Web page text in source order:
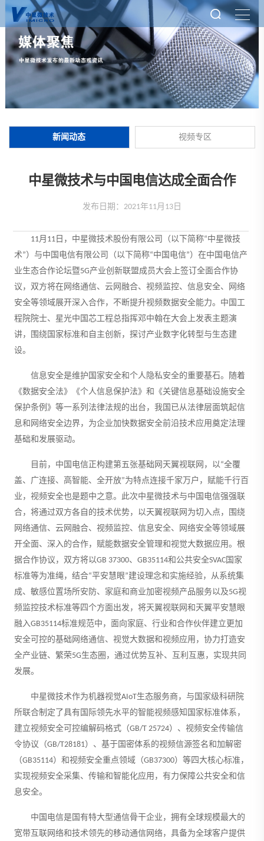
新闻动态 视频专区
中星微技术与中国电信达成全面合作
发布日期：2021年11月13日
11月11日，中星微技术股份有限公司（以下简称“中星微技
术”）与中国电信有限公司（以下简称“中国电信”）在中国电信产
业生态合作论坛暨5G产业创新联盟成员大会上签订全面合作协
议，双方将在网络通信、云网融合、视频监控、信息安全、网络
安全等领域展开深入合作，不断提升视频数据安全能力。中国工
程院院士、星光中国芯工程总指挥邓中翰在大会上发表主题演
讲，围绕国家标准和自主创新，探讨产业数字化转型与生态建
设。
信息安全是维护国家安全和个人隐私安全的重要基石。随着
《数据安全法》《个人信息保护法》和《关键信息基础设施安全
保护条例》等一系列法律法规的出台，我国已从法律层面筑起信
息和网络安全边界，为企业加快数据安全前沿技术应用奠定法理
基础和发展驱动。
目前，中国电信正构建第五张基础网天翼视联网，以“全覆
盖、广连接、高智能、全开放”为特点连接千家万户，赋能千行百
业，视频安全也是题中之意。此次中星微技术与中国电信强强联
合，将通过双方各自的技术优势，以天翼视联网为切入点，围绕
网络通信、云网融合、视频监控、信息安全、网络安全等领域展
开全面、深入的合作，赋能数据安全管理和视觉大数据应用。根
据合作协议，双方将以GB 37300、GB35114和公共安全SVAC国家
标准等为准绳，结合“平安慧眼”建设理念和实施经验，从系统集
成、敏感位置场所安防、家庭和商业加密视频产品服务以及5G视
频监控技术标准等四个方面出发，将天翼视联网和天翼平安慧眼
融入GB35114标准规范中，面向家庭、行业和合作伙伴建立更加
安全可控的基础网络通信、视觉大数据和视频应用，协力打造安
全产业链、繁荣5G生态圈，通过优势互补、互利互惠，实现共同
发展。
中星微技术作为机器视觉AIoT生态服务商，与国家级科研院
所联合制定了具有国际领先水平的智能视频感知国家标准体系，
建立视频安全可控编解码格式（GB/T 25724）、视频安全传输信
令协议（GB/T28181）、基于国密体系的视频信源签名和加解密
（GB35114）和视频安全重点领域（GB37300）等四大核心标准，
实现视频安全采集、传输和智能化应用，有力保障公共安全和信
息安全。
中国电信是国有特大型通信骨干企业，拥有全球规模最大的
宽带互联网络和技术领先的移动通信网络，具备为全球客户提供